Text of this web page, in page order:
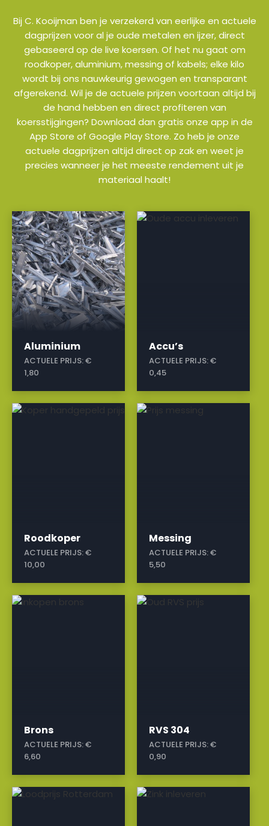
Bij C. Kooijman ben je verzekerd van eerlijke en actuele
dagprijzen voor al je oude metalen en ijzer, direct
gebaseerd op de live koersen. Of het nu gaat om
roodkoper, aluminium, messing of kabels; elke kilo
wordt bij ons nauwkeurig gewogen en transparant
afgerekend. Wil je de actuele prijzen voortaan altijd bij
de hand hebben en direct profiteren van
koersstijgingen? Download dan gratis onze app in de
App Store of Google Play Store. Zo heb je onze
actuele dagprijzen altijd direct op zak en weet je
precies wanneer je het meeste rendement uit je
materiaal haalt!
Aluminium
ACTUELE PRIJS:€
1,80
a
Accu’s
ACTUELE PRIJS:€
0,45
a
Roodkoper
ACTUELE PRIJS:€
10,00
a
Messing
ACTUELE PRIJS:€
5,50
a
Brons
ACTUELE PRIJS:€
6,60
a
RVS 304
ACTUELE PRIJS:€
0,90
a
a a